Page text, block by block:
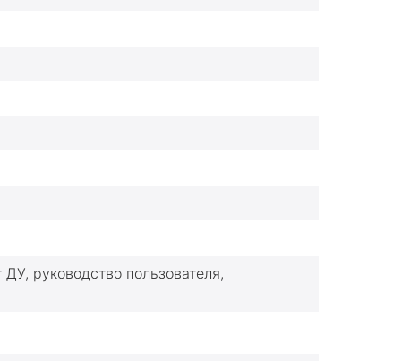
руководство пользователя,